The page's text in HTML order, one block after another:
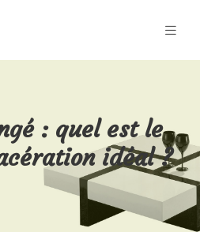
: quel est le
idéal ?